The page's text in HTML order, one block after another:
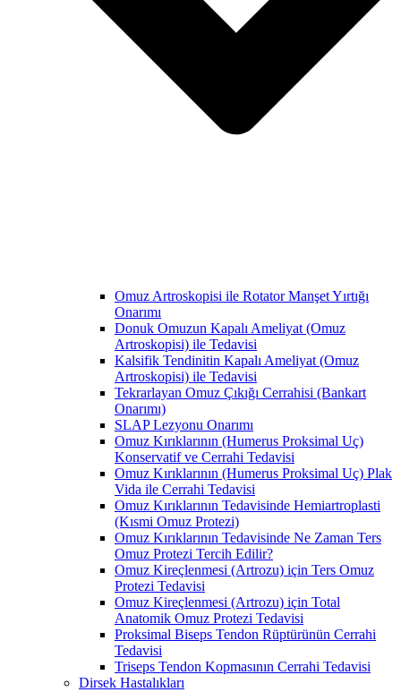
Omuz Artroskopisi ile Rotator Manşet Yırtığı
Onarımı
Donuk Omuzun Kapalı Ameliyat (Omuz
Artroskopisi) ile Tedavisi
Kalsifik Tendinitin Kapalı Ameliyat (Omuz
Artroskopisi) ile Tedavisi
Tekrarlayan Omuz Çıkığı Cerrahisi (Bankart
Onarımı)
SLAP Lezyonu Onarımı
Omuz Kırıklarının (Humerus Proksimal Uç)
Konservatif ve Cerrahi Tedavisi
Omuz Kırıklarının (Humerus Proksimal Uç) Plak
Vida ile Cerrahi Tedavisi
Omuz Kırıklarının Tedavisinde Hemiartroplasti
(Kısmi Omuz Protezi)
Omuz Kırıklarının Tedavisinde Ne Zaman Ters
Omuz Protezi Tercih Edilir?
Omuz Kireçlenmesi (Artrozu) için Ters Omuz
Protezi Tedavisi
Omuz Kireçlenmesi (Artrozu) için Total
Anatomik Omuz Protezi Tedavisi
Proksimal Biseps Tendon Rüptürünün Cerrahi
Tedavisi
Triseps Tendon Kopmasının Cerrahi Tedavisi
Dirsek Hastalıkları